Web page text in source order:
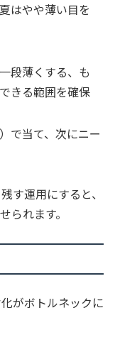
はやや薄い目を
段薄くする、も
きる範囲を確保
で当て、次にニー
す運用にすると、
られます。
がボトルネックに